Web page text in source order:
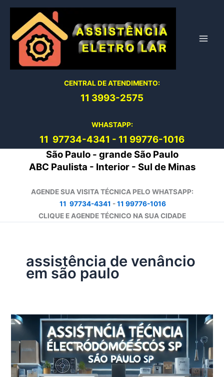
conteúdo
CENTRAL DE ATENDIMENTO:
11 3993-2575
WHASTAPP:
11 97734-4341 - 11 99776-1016
São Paulo - grande São Paulo
ABC Paulista - Interior - Sul de Minas
AGENDE SUA VISITA TÉCNICA PELO WHATSAPP:
11 97734-4341 -11 99776-1016
CLIQUE E AGENDE TÉCNICO NA SUA CIDADE
assistência de venâncio
em são paulo